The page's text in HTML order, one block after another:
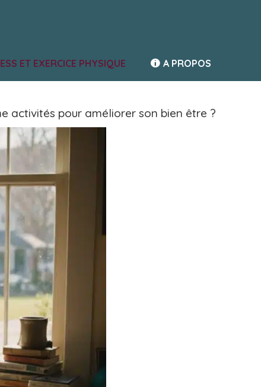
ET EXERCICE PHYSIQUE A PROPOS
activités pour améliorer son bien être ?